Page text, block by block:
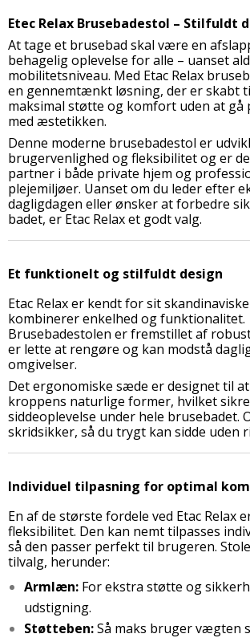
Etec Relax Brusebadestol – Stilfuldt
At tage et brusebad skal være en
behagelig oplevelse for alle – uanset
mobilitetsniveau. Med Etac Relax
en gennemtænkt løsning, der er skabt
maksimal støtte og komfort uden at gå
med æstetikken.
Denne moderne brusebadestol er
brugervenlighed og fleksibilitet og er
partner i både private hjem og
plejemiljøer. Uanset om du leder efter
dagligdagen eller ønsker at forbedre
badet, er Etac Relax et godt valg.
Et funktionelt og stilfuldt design
Etac Relax er kendt for sit
kombinerer enkelhed og funktionalitet.
Brusebadestolen er fremstillet af
er lette at rengøre og kan modstå
omgivelser.
Det ergonomiske sæde er designet til
kroppens naturlige former, hvilket
siddeoplevelse under hele brusebadet.
skridsikker, så du trygt kan sidde uden
Individuel tilpasning for optimal
En af de største fordele ved Etac Relax
fleksibilitet. Den kan nemt tilpasses
så den passer perfekt til brugeren.
tilvalg, herunder:
Armlæn: For ekstra støtte og
udstigning.
Støtteben:Så maks bruger vægten